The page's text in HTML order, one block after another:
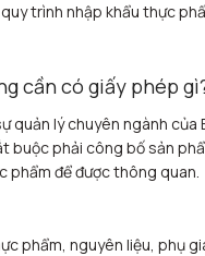
trình nhập khẩu thực
cần có giấy phép
quản lý chuyên ngành của
buộc phải công bố sản
phẩm để được thông quan.
phẩm, nguyên liệu, phụ